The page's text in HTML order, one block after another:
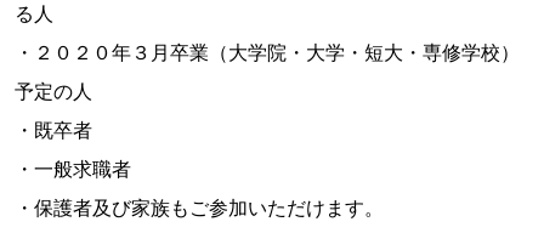
る人
・２０２０年３月卒業（大学院・大学・短大・専修学校）
予定の人
・既卒者
・一般求職者
・保護者及び家族もご参加いただけます。